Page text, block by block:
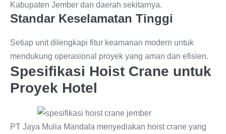
Kabupaten Jember dan daerah sekitarnya.
Standar Keselamatan Tinggi
Setiap unit dilengkapi fitur keamanan modern untuk
mendukung operasional proyek yang aman dan efisien.
Spesifikasi Hoist Crane untuk
Proyek Hotel
PT Jaya Mulia Mandala menyediakan hoist crane yang